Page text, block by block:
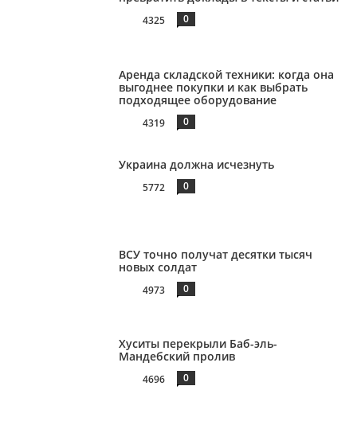
4325 0
Аренда складской техники: когда она
выгоднее покупки и как выбрать
подходящее оборудование
4319 0
Украина должна исчезнуть
5772 0
ВСУ точно получат десятки тысяч
новых солдат
4973 0
Хуситы перекрыли Баб-эль-
Мандебский пролив
4696 0